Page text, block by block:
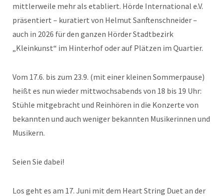
mittlerweile mehr als etabliert. Hörde International e.V.
präsentiert – kuratiert von Helmut Sanftenschneider –
auch in 2026 für den ganzen Hörder Stadtbezirk
„Kleinkunst“ im Hinterhof oder auf Plätzen im Quartier.
Vom 17.6. bis zum 23.9. (mit einer kleinen Sommerpause)
heißt es nun wieder mittwochsabends von 18 bis 19 Uhr:
Stühle mitgebracht und Reinhören in die Konzerte von
bekannten und auch weniger bekannten Musikerinnen und
Musikern.
Seien Sie dabei!
Los geht es am 17. Juni mit dem Heart String Duet an der